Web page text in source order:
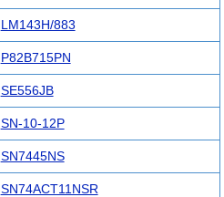
LM143H/883
P82B715PN
SE556JB
SN-10-12P
SN7445NS
SN74ACT11NSR